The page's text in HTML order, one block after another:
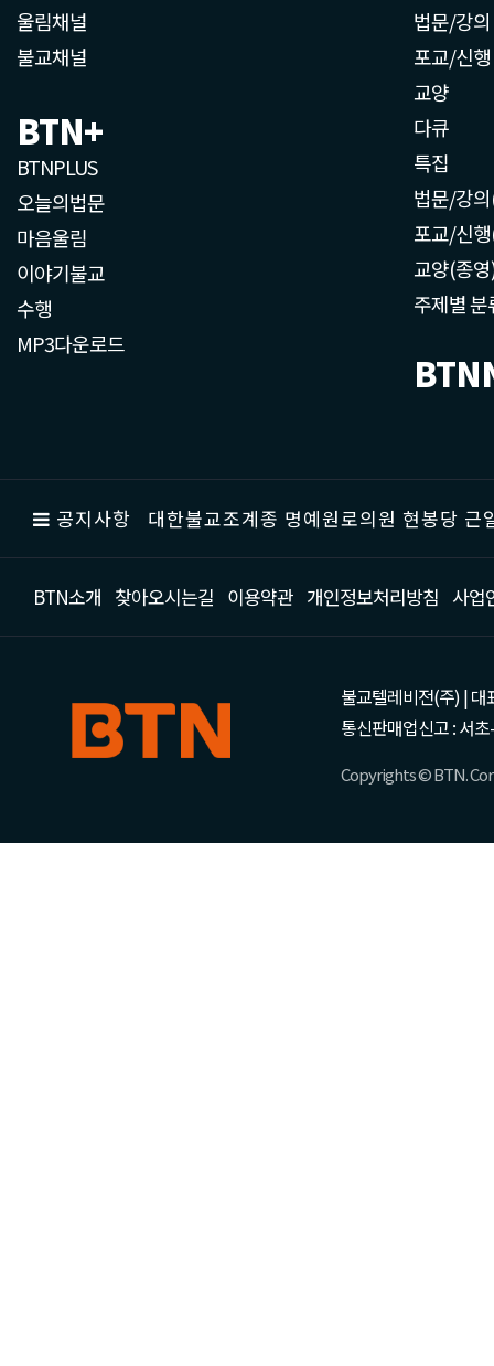
울림채널
불교채널
BTN+
BTNPLUS
오늘의법문
마음울림
이야기불교
수행
MP3다운로드
법문/강의
포교/신행
교양
다큐
특집
법문/강
포교/신
교양(종
주제별 분
공지사항 대한불교조계종 명예원로의원 현봉당
BTN소개 찾아오시는길 이용약관 개인정보처리방침 사업
불교텔레비전(주) | 대
통신판매업신고 : 서
Copyrights © BTN.